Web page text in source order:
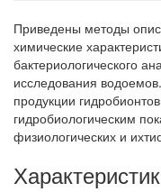
Приведены методы
химические
бактериологического
исследования
продукции
гидробиологическим
физиологических и